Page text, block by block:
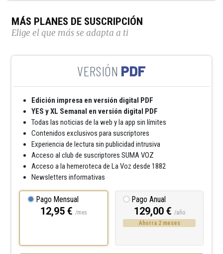
MÁS PLANES DE SUSCRIPCIÓN
Elige el que más se adapta a ti
PDF
Edición impresa en versión digital PDF
YES y XL Semanal en versión digital PDF
Todas las noticias de la web y la app sin límites
Contenidos exclusivos para suscriptores
Experiencia de lectura sin publicidad intrusiva
Acceso al club de suscriptores SUMA VOZ
Acceso a la hemeroteca de La Voz desde 1882
Newsletters informativas
Pago Mensual
12,95 € /mes
Pago Anual
129,00 € /año
Ahorra 2 meses